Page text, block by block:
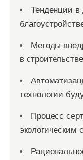
Тенденции
Методы
в строительстве
технологии
Процесс
экологическим